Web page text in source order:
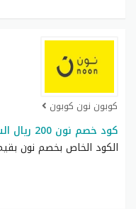
كوبون نون كوبون
كود خصم نون 200 ريال السعودية خصم على جميع المنتجات
الكود الخاص بخصم نون بقيمة 200 ريال يعد عرض